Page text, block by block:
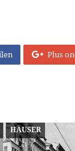
Plus
HÄUSER